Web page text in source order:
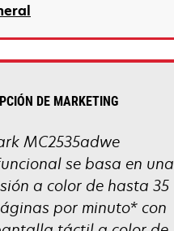
DE MARKETING
MC2535adwe
se basa en una
a color de hasta 35
por minuto* con